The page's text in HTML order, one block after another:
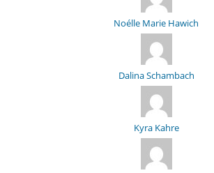
Noélle Marie Hawich
Dalina Schambach
Kyra Kahre